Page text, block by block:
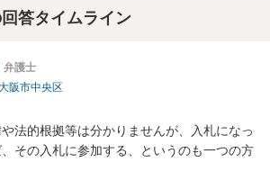
答タイムライン
弁護士
阪市中央区
や法的根拠等は分かりませんが、入札になっ
その入札に参加する、というのも一つの方